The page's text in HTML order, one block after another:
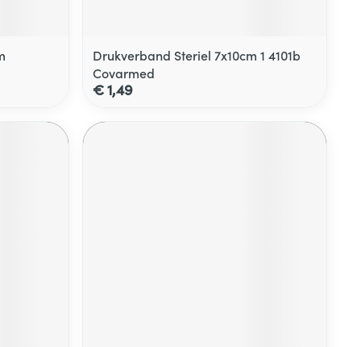
Drukverband Steriel 7x10cm 1 4101b
Covarmed
€ 1,49